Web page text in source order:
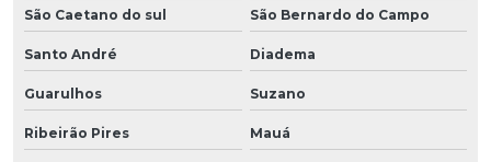
São Caetano do sul
São Bernardo do Campo
Santo André Diadema
Guarulhos Suzano
Ribeirão Pires Mauá